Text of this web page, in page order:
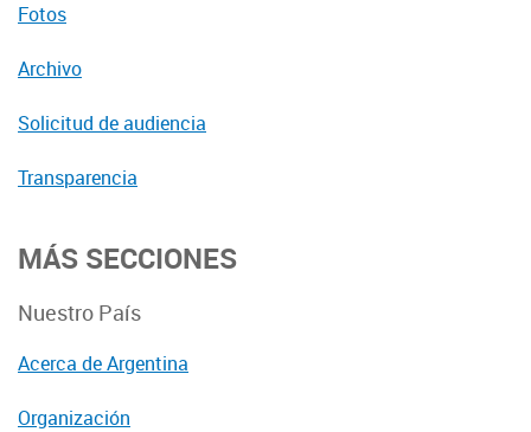
Fotos
Archivo
Solicitud de audiencia
Transparencia
MÁS SECCIONES
Nuestro País
Acerca de Argentina
Organización